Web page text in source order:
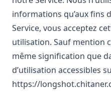
informations qu’aux fins
Service, vous acceptez
utilisation. Sauf mention
même signification que
d’utilisation accessibles
https://